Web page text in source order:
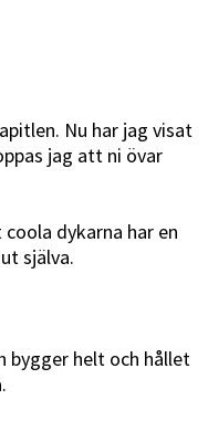
Nu har jag visat
jag att ni övar
dykarna har en
själva.
bygger helt och hållet